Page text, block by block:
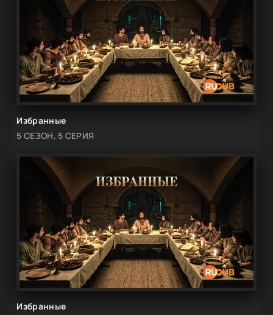
Избранные
5 СЕЗОН, 5 СЕРИЯ
Избранные